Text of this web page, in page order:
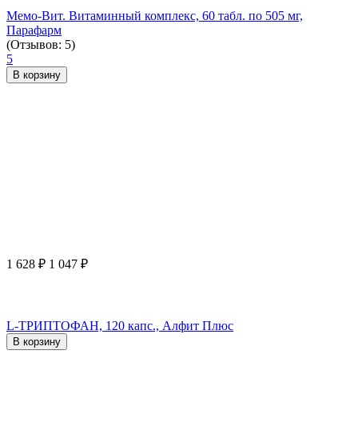
Мемо-Вит. Витаминный комплекс, 60 табл. по 505 мг,
Парафарм
(Отзывов: 5)
5
В корзину
1 628 ₽ 1 047 ₽
L-ТРИПТОФАН, 120 капс., Алфит Плюс
В корзину